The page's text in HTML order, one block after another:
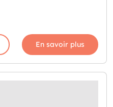
En savoir plus